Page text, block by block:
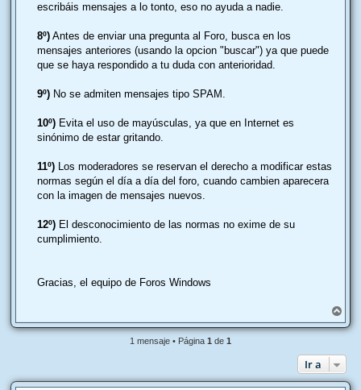
escribáis mensajes a lo tonto, eso no ayuda a nadie.
8º) Antes de enviar una pregunta al Foro, busca en los
mensajes anteriores (usando la opcion "buscar") ya que puede
que se haya respondido a tu duda con anterioridad.
9º) No se admiten mensajes tipo SPAM.
10º) Evita el uso de mayúsculas, ya que en Internet es
sinónimo de estar gritando.
11º) Los moderadores se reservan el derecho a modificar estas
normas según el día a día del foro, cuando cambien aparecera
con la imagen de mensajes nuevos.
12º) El desconocimiento de las normas no exime de su
cumplimiento.
Gracias, el equipo de Foros Windows
r
r
b
1 mensaje • Página 1 de 1
Ir a